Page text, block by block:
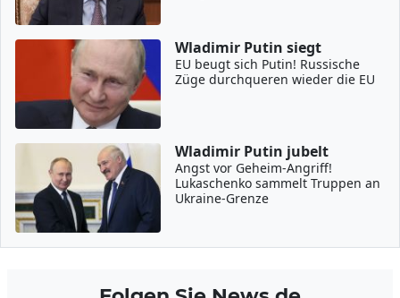
Wladimir Putin siegt
EU beugt sich Putin! Russische
Züge durchqueren wieder die EU
Wladimir Putin jubelt
Angst vor Geheim-Angriff!
Lukaschenko sammelt Truppen an
Ukraine-Grenze